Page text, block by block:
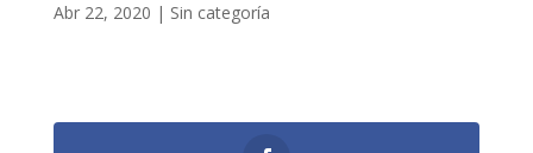
Abr 22, 2020 | Sin categoría